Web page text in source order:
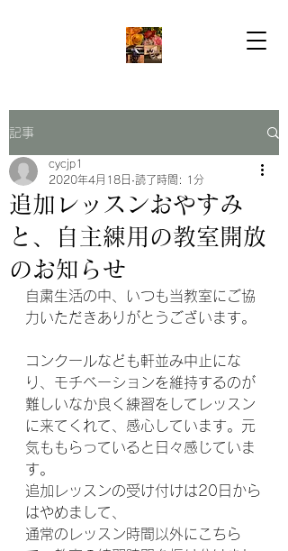
記事
追加レッスンおやすみ
と、自主練用の教室開放
のお知らせ
cycjp1
2020年4月18日 読了時間: 1分
自粛生活の中、いつも当教室にご協
力いただきありがとうございます。
コンクールなども軒並み中止にな
り、モチベーションを維持するのが
難しいなか良く練習をしてレッスン
に来てくれて、感心しています。元
気ももらっていると日々感じていま
す。
追加レッスンの受け付けは20日から
はやめまして、
通常のレッスン時間以外にこちら